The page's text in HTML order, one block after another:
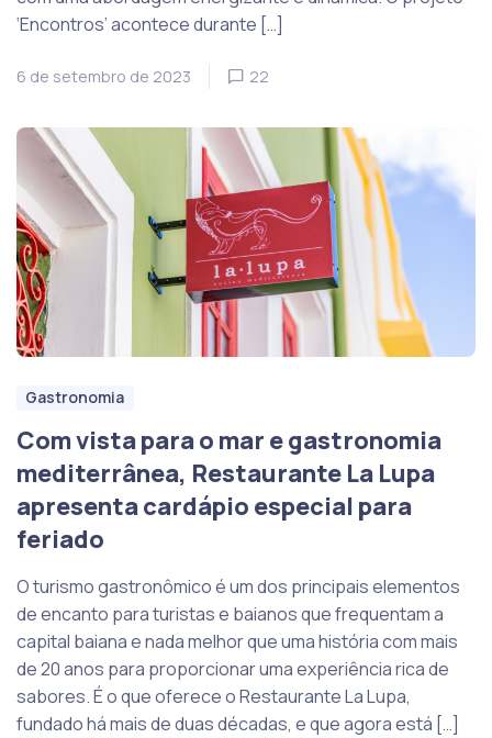
‘Encontros’ acontece durante […]
6 de setembro de 2023 22
Gastronomia
Com vista para o mar e gastronomia
mediterrânea, Restaurante La Lupa
apresenta cardápio especial para
feriado
O turismo gastronômico é um dos principais elementos
de encanto para turistas e baianos que frequentam a
capital baiana e nada melhor que uma história com mais
de 20 anos para proporcionar uma experiência rica de
sabores. É o que oferece o Restaurante La Lupa,
fundado há mais de duas décadas, e que agora está […]